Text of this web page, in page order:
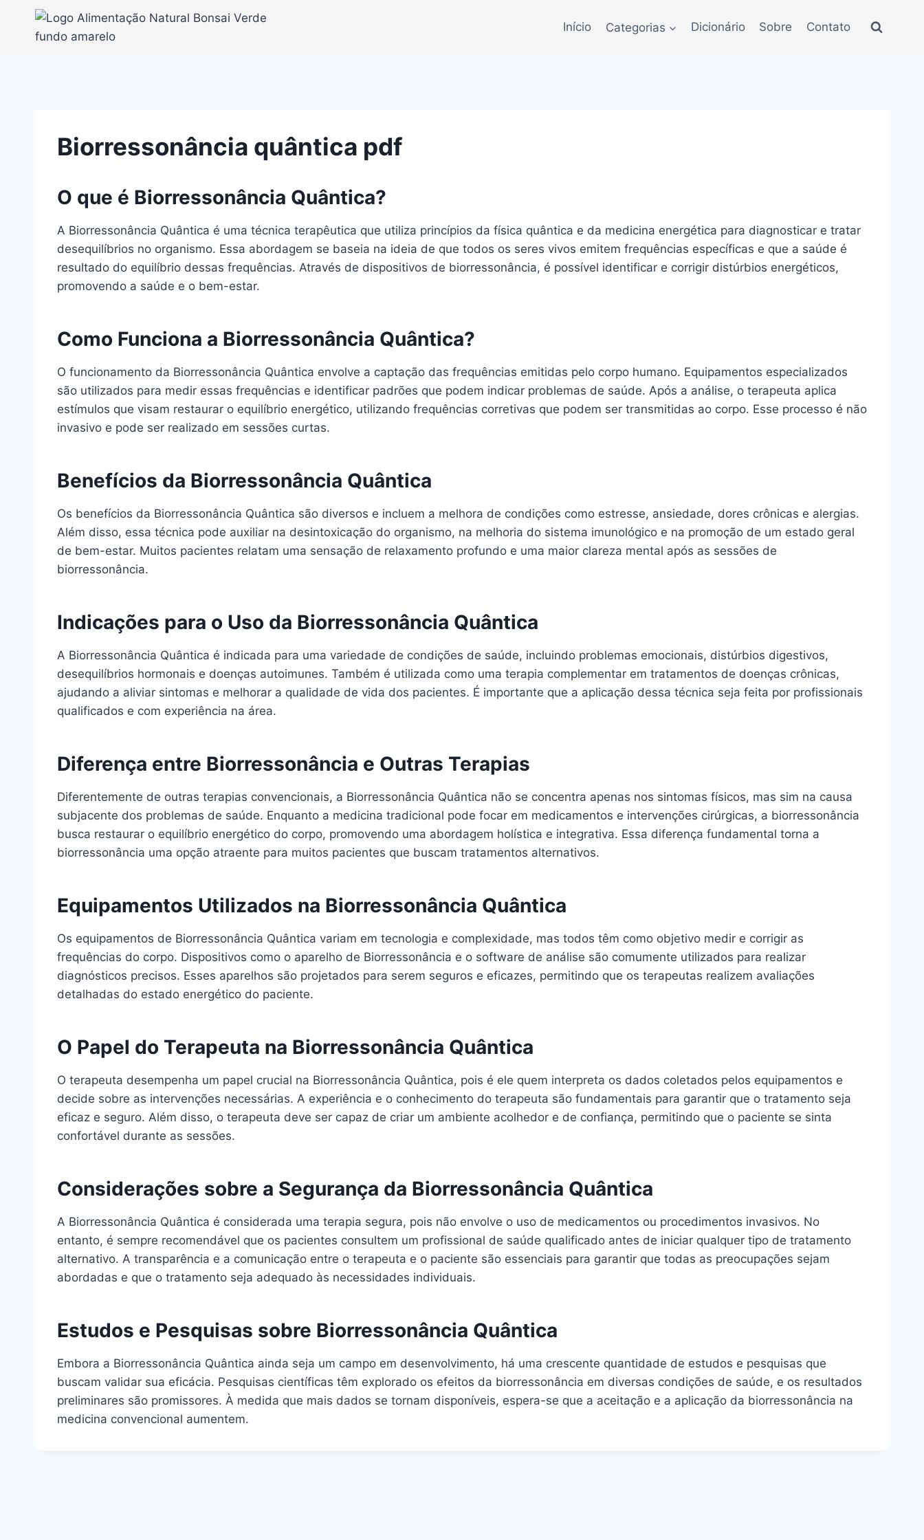
Início Categorias Dicionário Sobre Contato
Biorressonância quântica pdf
O que é Biorressonância Quântica?
A Biorressonância Quântica é uma técnica terapêutica que utiliza princípios da física quântica e da medicina energética para diagnosticar e tratar
desequilíbrios no organismo. Essa abordagem se baseia na ideia de que todos os seres vivos emitem frequências específicas e que a saúde é
resultado do equilíbrio dessas frequências. Através de dispositivos de biorressonância, é possível identificar e corrigir distúrbios energéticos,
promovendo a saúde e o bem-estar.
Como Funciona a Biorressonância Quântica?
O funcionamento da Biorressonância Quântica envolve a captação das frequências emitidas pelo corpo humano. Equipamentos especializados
são utilizados para medir essas frequências e identificar padrões que podem indicar problemas de saúde. Após a análise, o terapeuta aplica
estímulos que visam restaurar o equilíbrio energético, utilizando frequências corretivas que podem ser transmitidas ao corpo. Esse processo é não
invasivo e pode ser realizado em sessões curtas.
Benefícios da Biorressonância Quântica
Os benefícios da Biorressonância Quântica são diversos e incluem a melhora de condições como estresse, ansiedade, dores crônicas e alergias.
Além disso, essa técnica pode auxiliar na desintoxicação do organismo, na melhoria do sistema imunológico e na promoção de um estado geral
de bem-estar. Muitos pacientes relatam uma sensação de relaxamento profundo e uma maior clareza mental após as sessões de
biorressonância.
Indicações para o Uso da Biorressonância Quântica
A Biorressonância Quântica é indicada para uma variedade de condições de saúde, incluindo problemas emocionais, distúrbios digestivos,
desequilíbrios hormonais e doenças autoimunes. Também é utilizada como uma terapia complementar em tratamentos de doenças crônicas,
ajudando a aliviar sintomas e melhorar a qualidade de vida dos pacientes. É importante que a aplicação dessa técnica seja feita por profissionais
qualificados e com experiência na área.
Diferença entre Biorressonância e Outras Terapias
Diferentemente de outras terapias convencionais, a Biorressonância Quântica não se concentra apenas nos sintomas físicos, mas sim na causa
subjacente dos problemas de saúde. Enquanto a medicina tradicional pode focar em medicamentos e intervenções cirúrgicas, a biorressonância
busca restaurar o equilíbrio energético do corpo, promovendo uma abordagem holística e integrativa. Essa diferença fundamental torna a
biorressonância uma opção atraente para muitos pacientes que buscam tratamentos alternativos.
Equipamentos Utilizados na Biorressonância Quântica
Os equipamentos de Biorressonância Quântica variam em tecnologia e complexidade, mas todos têm como objetivo medir e corrigir as
frequências do corpo. Dispositivos como o aparelho de Biorressonância e o software de análise são comumente utilizados para realizar
diagnósticos precisos. Esses aparelhos são projetados para serem seguros e eficazes, permitindo que os terapeutas realizem avaliações
detalhadas do estado energético do paciente.
O Papel do Terapeuta na Biorressonância Quântica
O terapeuta desempenha um papel crucial na Biorressonância Quântica, pois é ele quem interpreta os dados coletados pelos equipamentos e
decide sobre as intervenções necessárias. A experiência e o conhecimento do terapeuta são fundamentais para garantir que o tratamento seja
eficaz e seguro. Além disso, o terapeuta deve ser capaz de criar um ambiente acolhedor e de confiança, permitindo que o paciente se sinta
confortável durante as sessões.
Considerações sobre a Segurança da Biorressonância Quântica
A Biorressonância Quântica é considerada uma terapia segura, pois não envolve o uso de medicamentos ou procedimentos invasivos. No
entanto, é sempre recomendável que os pacientes consultem um profissional de saúde qualificado antes de iniciar qualquer tipo de tratamento
alternativo. A transparência e a comunicação entre o terapeuta e o paciente são essenciais para garantir que todas as preocupações sejam
abordadas e que o tratamento seja adequado às necessidades individuais.
Estudos e Pesquisas sobre Biorressonância Quântica
Embora a Biorressonância Quântica ainda seja um campo em desenvolvimento, há uma crescente quantidade de estudos e pesquisas que
buscam validar sua eficácia. Pesquisas científicas têm explorado os efeitos da biorressonância em diversas condições de saúde, e os resultados
preliminares são promissores. À medida que mais dados se tornam disponíveis, espera-se que a aceitação e a aplicação da biorressonância na
medicina convencional aumentem.